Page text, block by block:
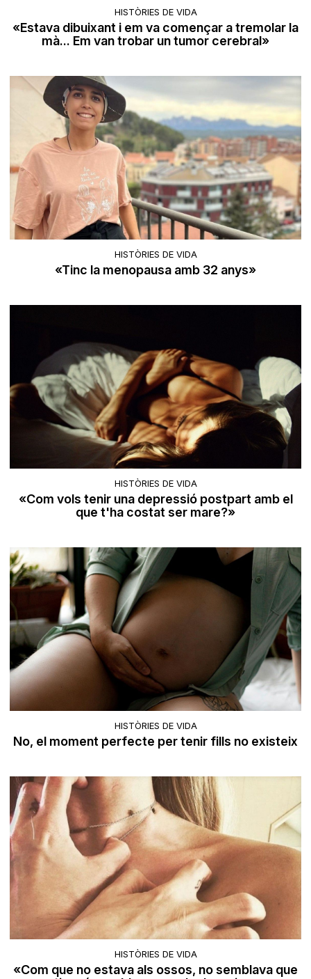
HISTÒRIES DE VIDA
«Estava dibuixant i em va començar a tremolar la
mà... Em van trobar un tumor cerebral»
HISTÒRIES DE VIDA
«Tinc la menopausa amb 32 anys»
HISTÒRIES DE VIDA
«Com vols tenir una depressió postpart amb el
que t'ha costat ser mare?»
HISTÒRIES DE VIDA
No, el moment perfecte per tenir fills no existeix
HISTÒRIES DE VIDA
«Com que no estava als ossos, no semblava que